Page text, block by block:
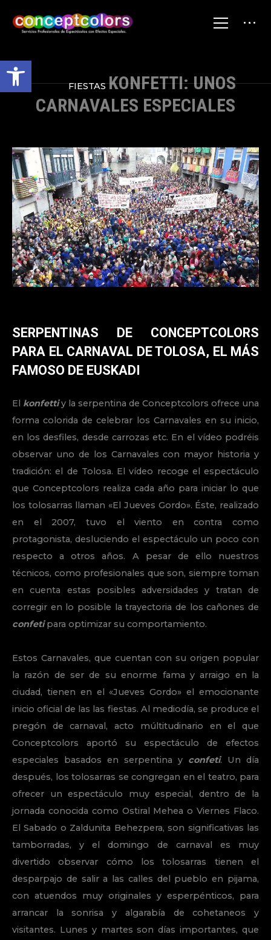
Abrir barra de herramientas
FIESTAS KONFETTI: UNOS
CARNAVALES ESPECIALES
SERPENTINAS DE CONCEPTCOLORS
PARA EL CARNAVAL DE TOLOSA, EL MÁS
FAMOSO DE EUSKADI
El konfettiy la serpentina de Conceptcolors ofrece una
forma colorida de celebrar los Carnavales en su inicio,
en los desfiles, desde carrozas etc. En el vídeo podréis
observar uno de los Carnavales con mayor historia y
tradición: el de Tolosa. El vídeo recoge el espectáculo
que Conceptcolors realiza cada año para iniciar lo que
los tolosarras llaman «El Jueves Gordo». Éste, realizado
en el 2007, tuvo el viento en contra como
protagonista, desluciendo el espectáculo un poco con
respecto a otros años. A pesar de ello nuestros
técnicos, como profesionales que son, siempre toman
en cuenta estas posibles adversidades y tratan de
corregir en lo posible la trayectoria de los cañones de
confeti para optimizar su comportamiento.
Estos Carnavales, que cuentan con su origen popular
la razón de ser de su enorme fama y arraigo en la
ciudad, tienen en el «Jueves Gordo» el emocionante
inicio oficial de las las fiestas. Al mediodía, se produce el
pregón de carnaval, acto múltitudinario en el que
Conceptcolors aportó su espectáculo de efectos
especiales basados en serpentina y confeti. Un día
después, los tolosarras se congregan en el teatro, para
ofrecer un espectáculo muy especial, dentro de la
jornada conocida como Ostiral Mehea o Viernes Flaco.
El Sabado o Zaldunita Behezpera, son significativas las
tamborradas, y el domingo de carnaval es muy
divertido observar cómo los tolosarras tienen el
desparpajo de salir a las calles del pueblo en pijama,
con atuendos muy originales y esperpénticos, para
arrancar la sonrisa y algarabía de cohetaneos y
visitantes. Lunes y martes son días importantes, que